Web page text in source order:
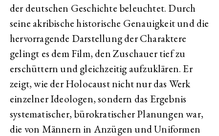
der deutschen Geschichte beleuchtet. Durch
seine akribische historische Genauigkeit und die
hervorragende Darstellung der Charaktere
gelingt es dem Film, den Zuschauer tief zu
erschüttern und gleichzeitig aufzuklären. Er
zeigt, wie der Holocaust nicht nur das Werk
einzelner Ideologen, sondern das Ergebnis
systematischer, bürokratischer Planungen war,
die von Männern in Anzügen und Uniformen